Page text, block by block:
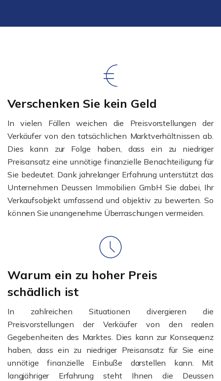
Verschenken Sie kein Geld
In vielen Fällen weichen die Preisvorstellungen der
Verkäufer von den tatsächlichen Marktverhältnissen ab.
Dies kann zur Folge haben, dass ein zu niedriger
Preisansatz eine unnötige finanzielle Benachteiligung für
Sie bedeutet. Dank jahrelanger Erfahrung unterstützt das
Unternehmen Deussen Immobilien GmbH Sie dabei, Ihr
Verkaufsobjekt umfassend und objektiv zu bewerten. So
können Sie unangenehme Überraschungen vermeiden.
Warum ein zu hoher Preis
schädlich ist
In zahlreichen Situationen divergieren die
Preisvorstellungen der Verkäufer von den realen
Gegebenheiten des Marktes. Dies kann zur Konsequenz
haben, dass ein zu niedriger Preisansatz für Sie eine
unnötige finanzielle Einbuße darstellen kann. Mit
langjähriger Erfahrung steht Ihnen die Deussen